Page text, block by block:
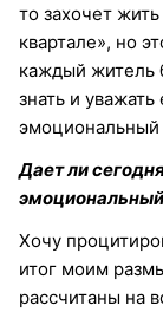
то захочет
квартале», но
каждый житель
знать и
эмоциональный
Дает ли
Хочу
итог моим
рассчитаны на